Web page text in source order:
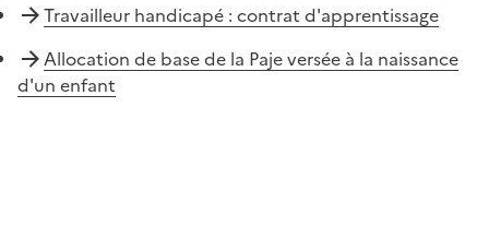
Travailleur handicapé : contrat d'apprentissage
Allocation de base de la Paje versée à la naissance
d'un enfant